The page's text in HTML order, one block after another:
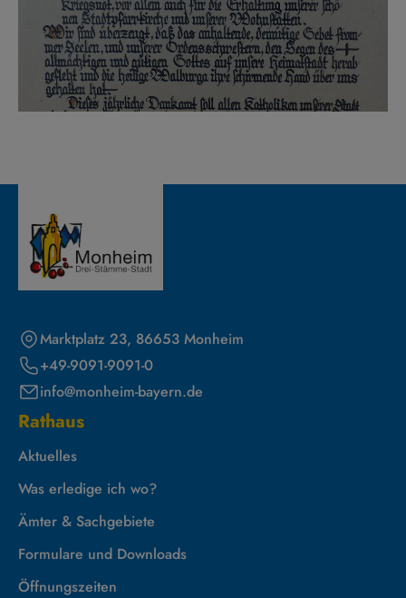
Marktplatz 23, 86653 Monheim
+49-9091-9091-0
info@monheim-bayern.de
Rathaus
Aktuelles
Was erledige ich wo?
Ämter & Sachgebiete
Formulare und Downloads
Öffnungszeiten